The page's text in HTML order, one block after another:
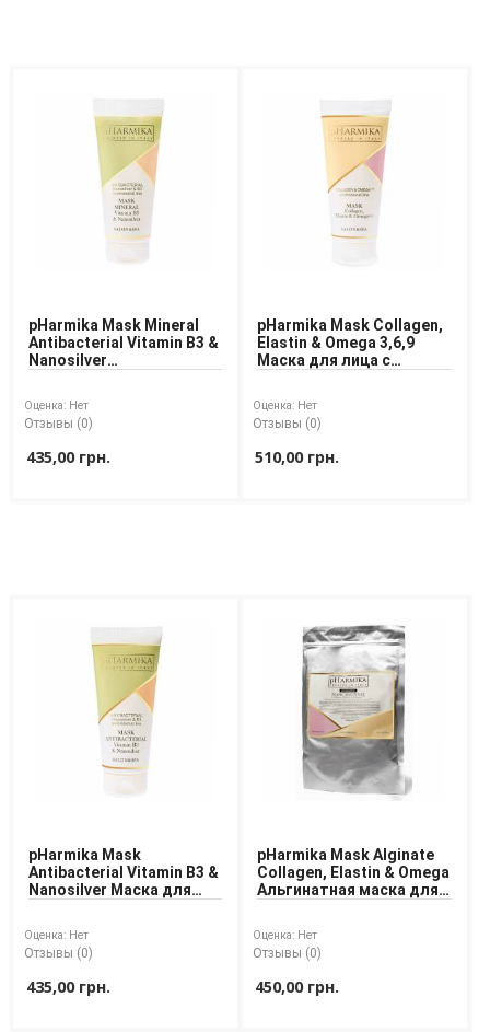
pHarmika Mask Mineral
Antibacterial Vitamin B3 &
Nanosilver
Оценка: Нет
Отзывы (0)
435,00 грн.
pHarmika Mask Collagen,
Elastin & Omega 3,6,9
Маска для лица с
Оценка: Нет
Отзывы (0)
510,00 грн.
pHarmika Mask
Antibacterial Vitamin B3 &
Nanosilver Mаска для
Оценка: Нет
Отзывы (0)
435,00 грн.
pHarmika Mask Alginate
Collagen, Elastin & Omega
Альгинатная маска для
Оценка: Нет
Отзывы (0)
450,00 грн.